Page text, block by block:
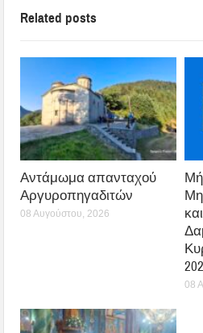
Related posts
Αντάμωμα απανταχού
Αργυροπηγαδιτών
08 Αυγούστου, 2026
08